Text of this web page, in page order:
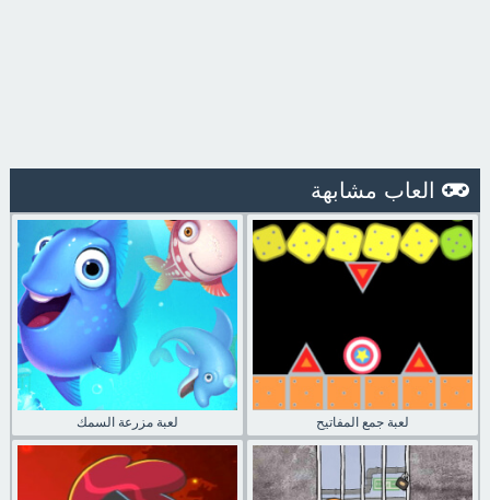
العاب مشابهة
لعبة مزرعة السمك لعبة جمع المفاتيح